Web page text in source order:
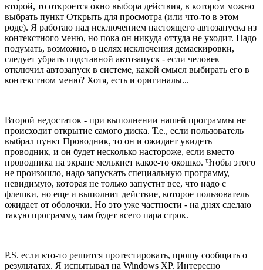
второй, то откроется окно выбора действия, в котором можно
выбрать пункт Открыть для просмотра (или что-то в этом
роде). Я работаю над исключением настоящего автозапуска из
контекстного меню, но пока он никуда оттуда не уходит. Надо
подумать, возможно, в целях исключения демаскировки,
следует убрать подставной автозапуск - если человек
отключил автозапуск в системе, какой смысл выбирать его в
контекстном меню? Хотя, есть и оригиналы...
Второй недостаток - при выполнении нашей программы не
происходит открытие самого диска. Т.е., если пользователь
выбрал пункт Проводник, то он и ожидает увидеть
проводник, и он будет несколько настороже, если вместо
проводника на экране мелькнет какое-то окошко. Чтобы этого
не произошло, надо запускать специальную программу,
невидимую, которая не только запустит все, что надо с
флешки, но еще и выполнит действие, которое пользователь
ожидает от оболочки. Но это уже частности - на днях сделаю
такую программу, там будет всего пара строк.
P.S. если кто-то решится протестировать, прошу сообщить о
результатах. Я испытывал на Windows XP. Интересно